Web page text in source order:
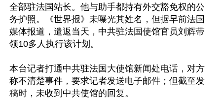
全部驻法国站长。他与助手都持有外交豁免权的公
务护照。《世界报》未曝光其姓名，但据早前法国
媒体报道，遣返当天，中共驻法国使馆官员刘辉带
领10多人执行该计划。
本台记者打通中共驻法国大使馆新闻处电话，对方
称不清楚事件，要求记者发送电子邮件；但截至发
稿时，未收到中共使馆的回复。